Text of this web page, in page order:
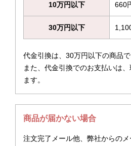
10万円以下 660
30万円以下
代金引換は、30万円以下の商品で
また、代金引換でのお支払いは
ます。
商品が届かない場合
注文完了メール他、弊社からの